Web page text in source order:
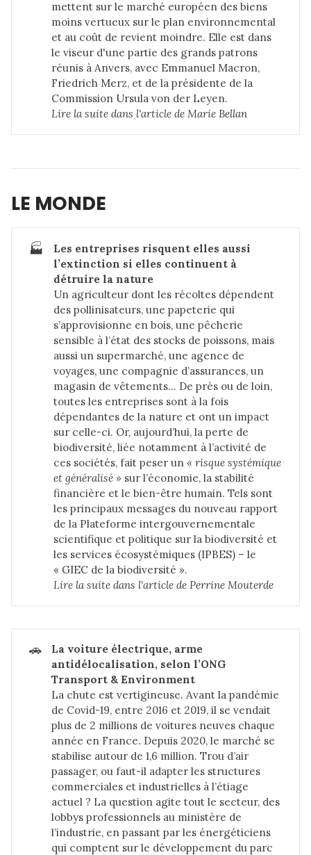
mettent sur le marché européen des biens
moins vertueux sur le plan environnemental
et au coût de revient moindre. Elle est dans
le viseur d'une partie des grands patrons
réunis à Anvers, avec Emmanuel Macron,
Friedrich Merz, et de la présidente de la
Commission Ursula von der Leyen.
Lire la suite dans l'article de Marie Bellan
LE MONDE
🏭
Les entreprises risquent elles aussi
l’extinction si elles continuent à
détruire la nature
Un agriculteur dont les récoltes dépendent
des pollinisateurs, une papeterie qui
s’approvisionne en bois, une pêcherie
sensible à l’état des stocks de poissons, mais
aussi un supermarché, une agence de
voyages, une compagnie d’assurances, un
magasin de vêtements… De près ou de loin,
toutes les entreprises sont à la fois
dépendantes de la nature et ont un impact
sur celle-ci. Or, aujourd’hui, la perte de
biodiversité, liée notamment à l’activité de
ces sociétés, fait peser un« risque systémique
et généralisé » sur l’économie, la stabilité
financière et le bien-être humain. Tels sont
les principaux messages du nouveau rapport
de la Plateforme intergouvernementale
scientifique et politique sur la biodiversité et
les services écosystémiques (IPBES) – le
« GIEC de la biodiversité ».
Lire la suite dans l'article de Perrine Mouterde
🚗
La voiture électrique, arme
antidélocalisation, selon l’ONG
Transport & Environment
La chute est vertigineuse. Avant la pandémie
de Covid-19, entre 2016 et 2019, il se vendait
plus de 2 millions de voitures neuves chaque
année en France. Depuis 2020, le marché se
stabilise autour de 1,6 million. Trou d’air
passager, ou faut-il adapter les structures
commerciales et industrielles à l’étiage
actuel ? La question agite tout le secteur, des
lobbys professionnels au ministère de
l’industrie, en passant par les énergéticiens
qui comptent sur le développement du parc